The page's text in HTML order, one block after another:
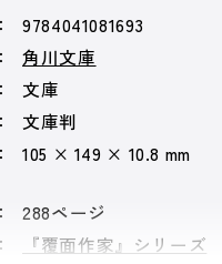
9784041081693
角川文庫
文庫
文庫判
105 × 149 × 10.8 mm
288ページ
『覆面作家』シリーズ